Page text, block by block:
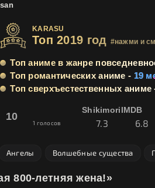
san
KARASU
Топ 2019 год #нажми и
Топ аниме в жанре
Топ романтических аниме - 19
Топ сверхъестественных аниме
10
1 голосов
Shikimori
7.3
IMDB
6.8
Ангелы Волшебные существа
800-летняя жена!»